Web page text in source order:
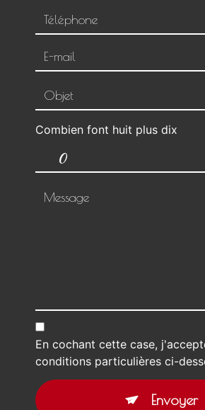
Combien font huit plus dix
En cochant cette case,
conditions particulières ci-
Envoyer